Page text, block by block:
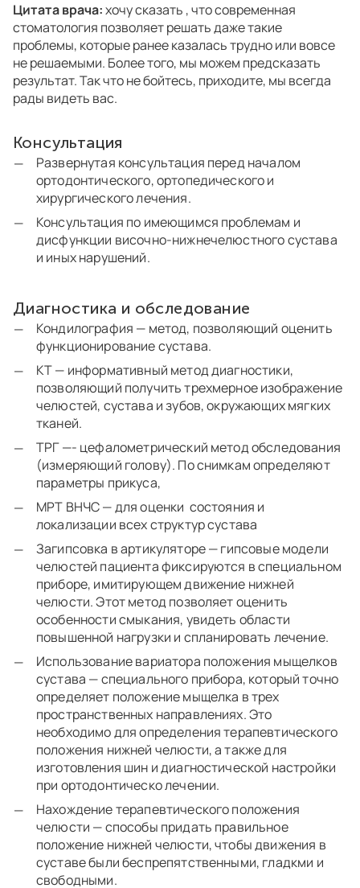
Цитата врача:хочу сказать , что современная
стоматология позволяет решать даже такие
проблемы, которые ранее казалась трудно или вовсе
не решаемыми. Более того, мы можем предсказать
результат. Так что не бойтесь, приходите, мы всегда
рады видеть вас.
Консультация
Развернутая консультация перед началом
ортодонтического, ортопедического и
хирургического лечения.
Консультация по имеющимся проблемам и
дисфункции височно-нижнечелюстного сустава
и иных нарушений.
Диагностика и обследование
Кондилография — метод, позволяющий оценить
функционирование сустава.
КТ — информативный метод диагностики,
позволяющий получить трехмерное изображение
челюстей, сустава и зубов, окружающих мягких
тканей.
ТРГ —- цефалометрический метод обследования
(измеряющий голову). По снимкам определяют
параметры прикуса,
МРТ ВНЧС — для оценки состояния и
локализации всех структур сустава
Загипсовка в артикуляторе — гипсовые модели
челюстей пациента фиксируются в специальном
приборе, имитирующем движение нижней
челюсти. Этот метод позволяет оценить
особенности смыкания, увидеть области
повышенной нагрузки и спланировать лечение.
Использование вариатора положения мыщелков
сустава — специального прибора, который точно
определяет положение мыщелка в трех
пространственных направлениях. Это
необходимо для определения терапевтического
положения нижней челюсти, а также для
изготовления шин и диагностической настройки
при ортодонтическо лечении.
Нахождение терапевтического положения
челюсти — способы придать правильное
положение нижней челюсти, чтобы движения в
суставе были беспрепятственными, гладкми и
свободными.